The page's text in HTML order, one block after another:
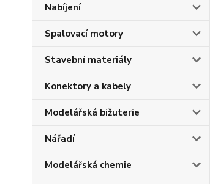
Nabíjení
Spalovací motory
Stavební materiály
Konektory a kabely
Modelářská bižuterie
Nářadí
Modelářská chemie